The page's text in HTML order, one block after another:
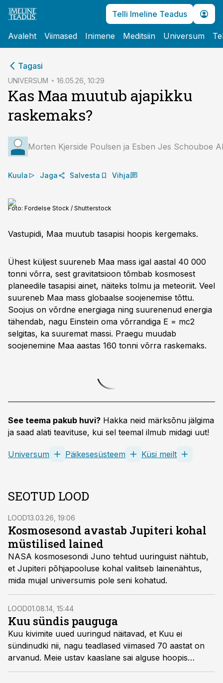
Telli Imeline Teadus
Avaleht Viimased Inimene Meditsiin Universum
Tagasi
UNIVERSUM 16.05.26, 10:29
Kas Maa muutub ajapikku
raskemaks?
Morten Kjerside Poulsen ja Esben Jes Schouboe
Kuula Jaga Salvesta Vihja
Foto: Fordelse Stock / Shutterstock
Vastupidi, Maa muutub tasapisi hoopis kergemaks.
Ühest küljest suureneb Maa mass igal aastal 40 000
tonni võrra, sest gravitatsioon tõmbab kosmosest
planee­dile tasapisi ainet, näiteks tolmu ja meteoriit. Veel
suureneb Maa mass globaalse soojenemise tõttu.
Soojus on võrdne energiaga ning suurenenud energia
tähendab, nagu Einstein oma võrrandiga E = mc2
selgi­tas, ka suuremat massi. Praegu muudab
soojenemine Maa aastas 160 tonni võrra raskemaks.
See teema pakub huvi? Hakka neid märksõnu jälgima
ja saad alati teavituse, kui sel teemal ilmub midagi uut!
Universum Päikesesüsteem Küsi meilt
SEOTUD LOOD
LOOD13.03.26, 19:06
Kosmosesond avastab Jupiteri kohal
müstilised lained
NASA kosmosesondi Juno tehtud uuringuist nähtub,
et Jupiteri põhjapooluse kohal valitseb lainenähtus,
mida mujal universumis pole seni kohatud.
LOOD01.08.14, 15:44
Kuu sündis pauguga
Kuu kivimite uued uuringud näitavad, et Kuu ei
sündinudki nii, nagu teadlased viimased 70 aastat on
arvanud. Meie ustav kaaslane sai alguse hoopis
võimsas kokkupõrkes, mis ähvardas Maa